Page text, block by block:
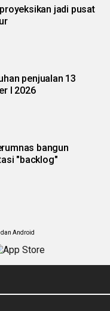
jadi pusat
penjualan 13
I 2026
bangun
"backlog"
Android